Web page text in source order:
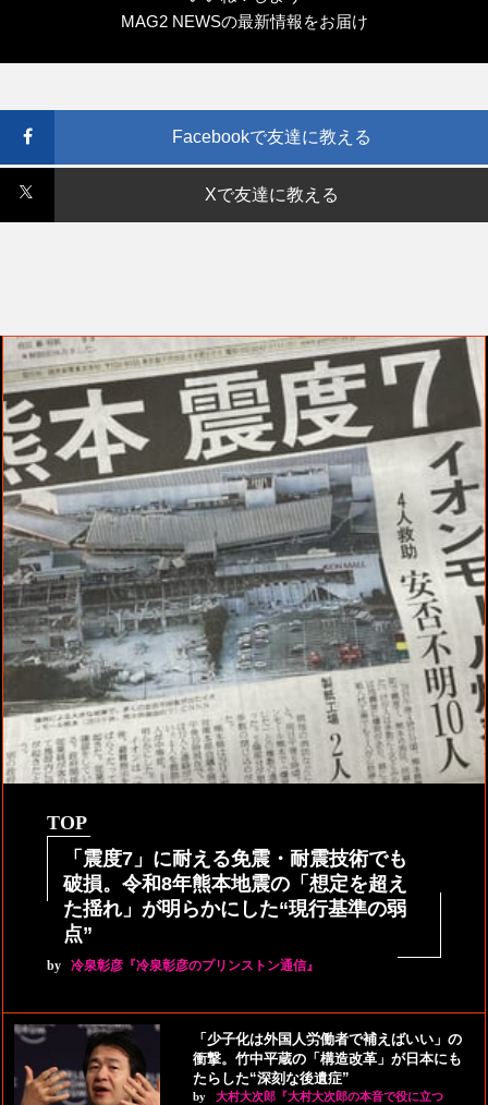
MAG2 NEWSの最新情報をお届け
Facebookで友達に教える
Xで友達に教える
TOP
「震度7」に耐える免震・耐震技術でも
破損。令和8年熊本地震の「想定を超え
た揺れ」が明らかにした“現行基準の弱
点”
by 冷泉彰彦『冷泉彰彦のプリンストン通信』
「少子化は外国人労働者で補えばいい」の
衝撃。竹中平蔵の「構造改革」が日本にも
たらした“深刻な後遺症”
by
大村大次郎『大村大次郎の本音で役に立つ